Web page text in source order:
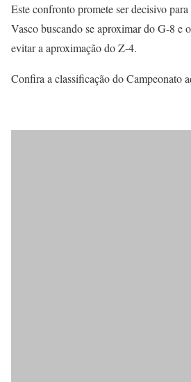
Este confronto promete ser decisivo
Vasco buscando se aproximar do G-8 e
evitar a aproximação do Z-4.
Confira a classificação do Campeonato